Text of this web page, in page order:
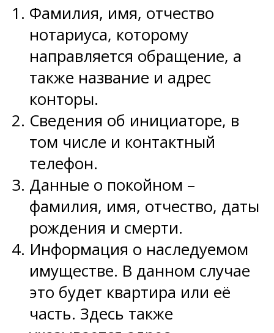
Фамилия, имя, отчество
нотариуса, которому
направляется обращение, а
также название и адрес
конторы.
Сведения об инициаторе, в
том числе и контактный
телефон.
Данные о покойном –
фамилия, имя, отчество, даты
рождения и смерти.
Информация о наследуемом
имуществе. В данном случае
это будет квартира или её
часть. Здесь также